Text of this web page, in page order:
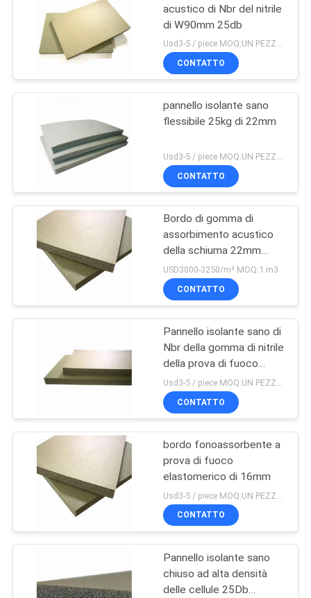
RICHIEDA
UNA
CITAZIONE
PRIVACY
POLICY
Rotolo di gomma
dell'isolamento
28
Pannello isolante
sano
21
Metropolitana
dell'isolamento
della gomma di
nitrile
25
Cuscinetto del
bilanciere della
schiuma
23
acustico di Nbr del nitrile
di W90mm 25db
Usd3-5 / piece MOQ:UN PEZZO SOLO
CONTATTO
pannello isolante sano
flessibile 25kg di 22mm
Usd3-5 / piece MOQ:UN PEZZO SOLO
CONTATTO
Bordo di gomma di
assorbimento acustico
della schiuma 22mm
dell'isolamento termico
USD3000-3250/m³ MOQ:1 m3
CONTATTO
Pannello isolante sano di
Nbr della gomma di nitrile
della prova di fuoco
16mm
CONTATTO
bordo fonoassorbente a
prova di fuoco
elastomerico di 16mm
CONTATTO
Pannello isolante sano
chiuso ad alta densità
delle cellule 25Db